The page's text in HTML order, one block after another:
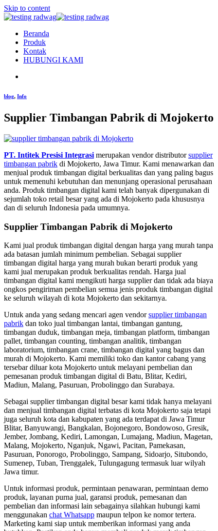
Skip to content
Beranda
Produk
Kontak
HUBUNGI KAMI
blog, Info
Supplier Timbangan Pabrik di Mojokerto
PT. Intitek Presisi Integrasi merupakan vendor distributorsupplier
timbangan pabrik di Mojokerto, Jawa Timur. Kami menawarkan dan
menjual produk timbangan digital berkualitas dan yang paling bagus
untuk memenuhi kebutuhan dan menunjang operasional perusahaan
anda. Produk timbangan digital kami telah banyak dipergunakan di
sejumlah toko retail besar yang ada di Mojokerto pada khususnya
dan di seluruh Indonesia pada umumnya.
Supplier Timbangan Pabrik di Mojokerto
Kami jual produk timbangan digital dengan harga yang murah tanpa
ada batasan jumlah minimum pembelian. Sebagai supplier
timbangan digital harga yang murah bukan berarti produk yang
kami jual merupakan produk berkualitas rendah. Harga jual
timbangan digital kami mengikuti harga supplier dan tidak ada biaya
ongkos pengiriman pembelian semua jenis produk timbangan digital
ke seluruh wilayah di kota Mojokerto dan sekitarnya.
Untuk anda yang sedang mencari agen vendorsupplier timbangan
pabrik dan toko jual timbangan lantai, timbangan gantung,
timbangan duduk, timbangan meja, timbangan platform, timbangan
pallet, timbangan counting, timbangan analitik, timbangan
laboratorium, timbangan crane, timbangan digital yang bagus dan
murah di Mojokerto. Kami memiliki toko dan kantor cabang yang
tersebar diluar kota Mojokerto untuk melayani pembelian dan
pemesanan produk timbangan digital di Batu, Blitar, Kediri,
Madiun, Malang, Pasuruan, Probolinggo dan Surabaya.
Sebagai supplier timbangan digital besar kami tidak hanya melayani
dan menjual timbangan digital terbatas di kota Mojokerto saja tetapi
juga seluruh kota dan kabupaten yang ada terdapat di Jawa Timur
Blitar, Banyuwangi, Bangkalan, Bojonegoro, Bondowoso, Gresik,
Jember, Jombang, Kediri, Lamongan, Lumajang, Madiun, Magetan,
Malang, Mojokerto, Nganjuk, Ngawi, Pacitan, Pamekasan,
Pasuruan, Ponorogo, Probolinggo, Sampang, Sidoarjo, Situbondo,
Sumenep, Tuban, Trenggalek, Tulungagung termasuk luar wilyah
Jawa timur.
Untuk informasi produk, permintaan penawaran, permintaan demo
produk, layanan purna jual, garansi produk, pemesanan dan
pembelian dan informasi lain sebagainya silahkan hubungi kami
menggunakan chat Whatsapp maupun telpon ke nomor tertera.
Marketing kami siap untuk memberikan informasi yang anda